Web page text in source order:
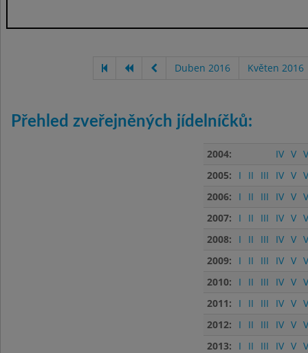
Duben 2016 Květen 2016
Přehled zveřejněných jídelníčků:
2004: IV V
2005:
I II III IV V
2006:
I II III IV V
2007:
I II III IV V
2008:
I II III IV V
2009:
I II III IV V
2010:
I II III IV V
2011:
I II III IV V
2012:
I II III IV V
2013:
I II III IV V